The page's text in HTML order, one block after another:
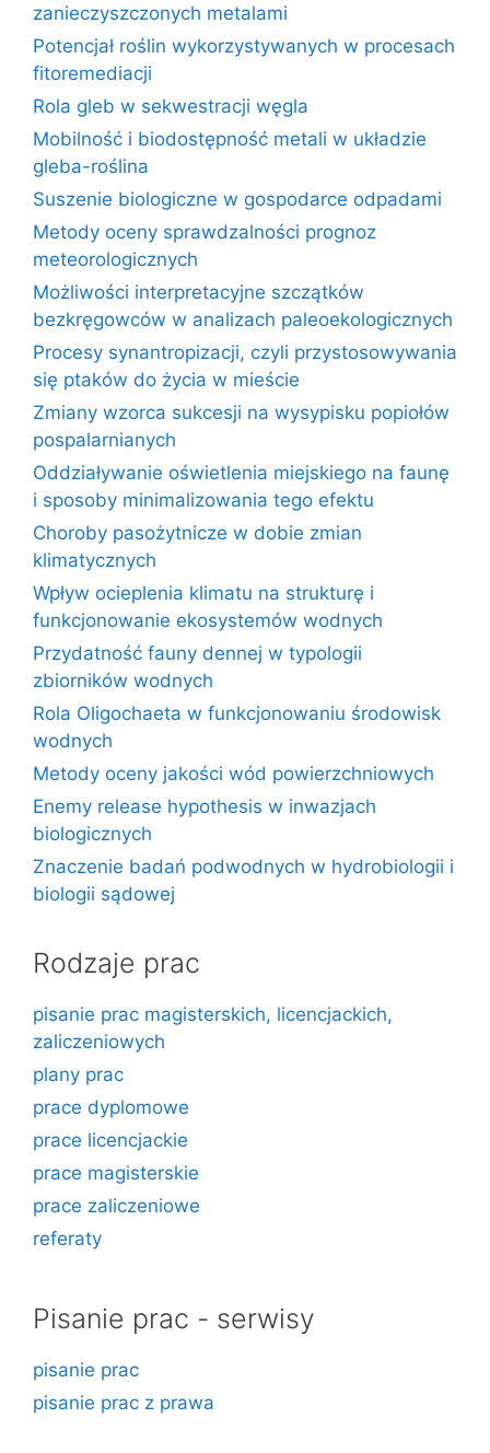
zanieczyszczonych metalami
Potencjał roślin wykorzystywanych w procesach
fitoremediacji
Rola gleb w sekwestracji węgla
Mobilność i biodostępność metali w układzie
gleba-roślina
Suszenie biologiczne w gospodarce odpadami
Metody oceny sprawdzalności prognoz
meteorologicznych
Możliwości interpretacyjne szczątków
bezkręgowców w analizach paleoekologicznych
Procesy synantropizacji, czyli przystosowywania
się ptaków do życia w mieście
Zmiany wzorca sukcesji na wysypisku popiołów
pospalarnianych
Oddziaływanie oświetlenia miejskiego na faunę
i sposoby minimalizowania tego efektu
Choroby pasożytnicze w dobie zmian
klimatycznych
Wpływ ocieplenia klimatu na strukturę i
funkcjonowanie ekosystemów wodnych
Przydatność fauny dennej w typologii
zbiorników wodnych
Rola Oligochaeta w funkcjonowaniu środowisk
wodnych
Metody oceny jakości wód powierzchniowych
Enemy release hypothesis w inwazjach
biologicznych
Znaczenie badań podwodnych w hydrobiologii i
biologii sądowej
Rodzaje prac
pisanie prac magisterskich, licencjackich,
zaliczeniowych
plany prac
prace dyplomowe
prace licencjackie
prace magisterskie
prace zaliczeniowe
referaty
Pisanie prac - serwisy
pisanie prac
pisanie prac z prawa